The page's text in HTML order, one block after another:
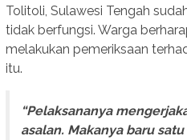
Tolitoli, Sulawesi Tengah
tidak berfungsi. Warga
melakukan pemeriksaan
itu.
“Pelaksananya
asalan. Makanya baru